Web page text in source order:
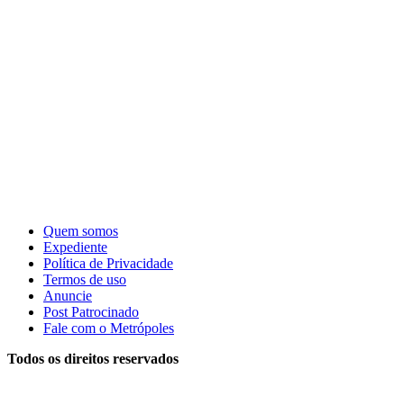
Quem somos
Expediente
Política de Privacidade
Termos de uso
Anuncie
Post Patrocinado
Fale com o Metrópoles
Todos os direitos reservados